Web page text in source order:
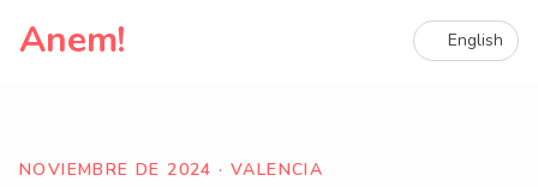
Anem! English
NOVIEMBRE DE 2024 · VALENCIA